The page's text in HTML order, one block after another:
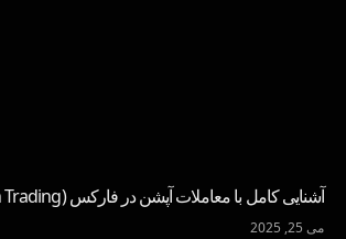
آشنایی کامل با معاملات آپشن در فارکس (Forex Option Trading)
می 25, 2025